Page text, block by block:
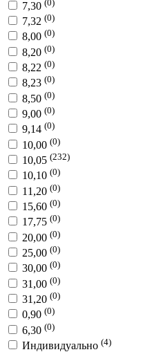
7,30
7,32 (0)
8,00 (0)
8,20 (0)
8,22 (0)
8,23 (0)
8,50 (0)
9,00 (0)
9,14 (0)
10,00 (0)
10,05 (232)
10,10 (0)
11,20 (0)
15,60 (0)
17,75 (0)
20,00 (0)
25,00 (0)
30,00 (0)
31,00 (0)
31,20 (0)
0,90 (0)
6,30 (0)
Индивидуально (4)